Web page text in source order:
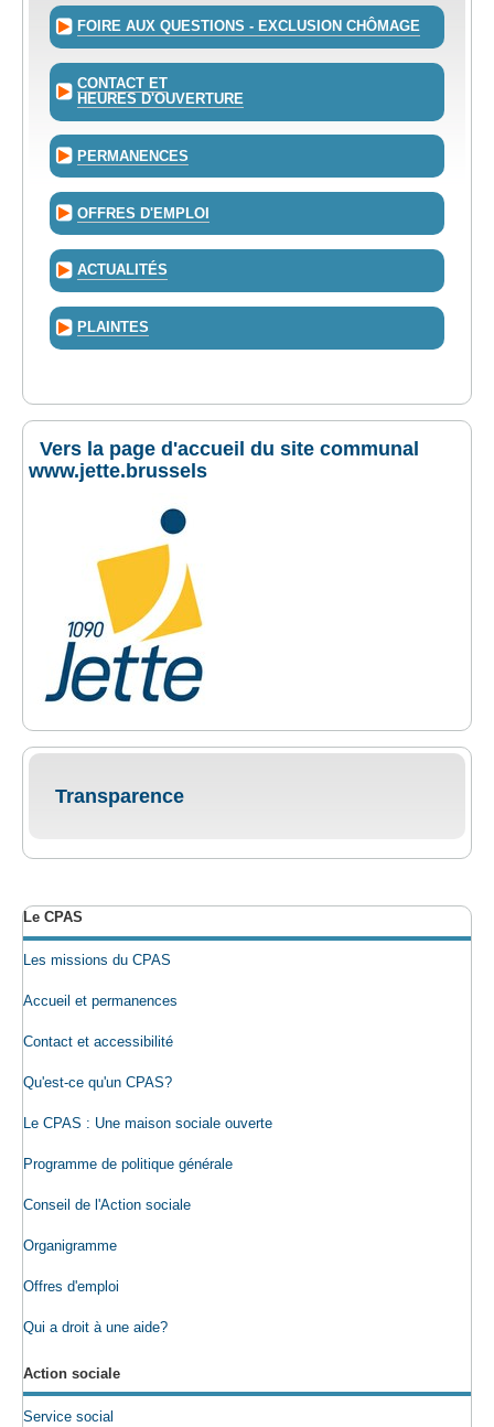
FOIRE AUX QUESTIONS - EXCLUSION CHÔMAGE
CONTACT ET
HEURES D'OUVERTURE
PERMANENCES
OFFRES D'EMPLOI
ACTUALITÉS
PLAINTES
Vers la page d'accueil du site communal
www.jette.brussels
Transparence
Le CPAS
Les missions du CPAS
Accueil et permanences
Contact et accessibilité
Qu'est-ce qu'un CPAS?
Le CPAS : Une maison sociale ouverte
Programme de politique générale
Conseil de l'Action sociale
Organigramme
Offres d'emploi
Qui a droit à une aide?
Action sociale
Service social